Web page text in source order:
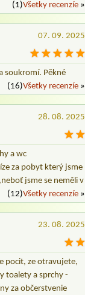
(1)Všetky recenzíe»
07. 09. 2025
soukromí. Pěkné
(16)Všetky recenzíe»
28. 08. 2025
a wc
za pobyt který jsme
jsme se neměli v
(12)Všetky recenzíe»
23. 08. 2025
pocit, ze otravujete,
toalety a sprchy -
za občerstvenie